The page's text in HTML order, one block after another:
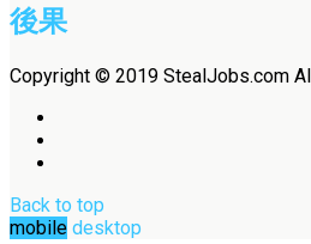
後果
Copyright © 2019 StealJobs.com
Back to top
mobile desktop